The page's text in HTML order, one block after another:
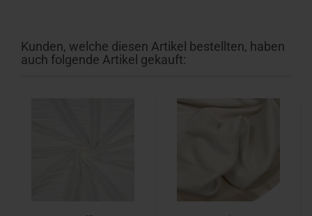
Kunden, welche diesen Artikel bestellten, haben
auch folgende Artikel gekauft: